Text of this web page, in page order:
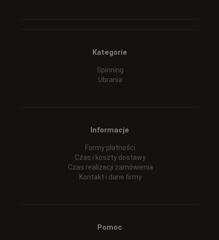
Kategorie
Spinning
Ubrania
Informacje
Formy płatności
Czas i koszty dostawy
Czas realizacji zamówienia
Kontakt i dane firmy
Pomoc